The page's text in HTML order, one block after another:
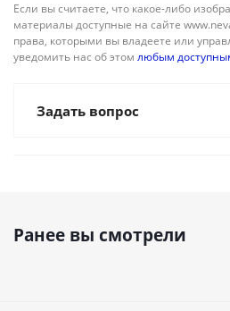
Если вы считаете, что какое-либо
материалы доступные на сайте
права, которыми вы владеете или
уведомить нас об этом любым
Задать вопрос
Ранее вы смотрели